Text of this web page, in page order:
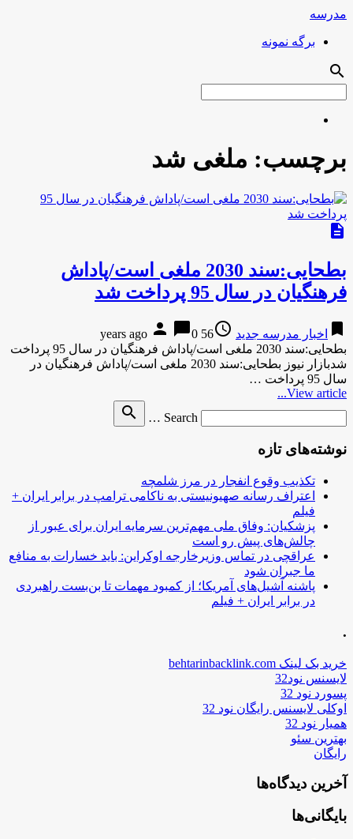
مدرسه
برگه نمونه
search
برچسب: ملغی شد
description
بطحایی:سند 2030 ملغی است/پاداش
فرهنگیان در سال 95 پرداخت شد
bookmark اخبار مدرسه جدید access_time
56 years ago
person chat_bubble0
بطحایی:سند 2030 ملغی است/پاداش فرهنگیان در سال 95 پرداخت
شدبازار نیوز بطحایی:سند 2030 ملغی است/پاداش فرهنگیان در
سال 95 پرداخت …
View article...
Search …
search
نوشته‌های تازه
تکذیب وقوع انفجار در مرز شلمچه
اعتراف رسانه صهیونیستی به ناکامی ترامپ در برابر ایران +
فیلم
پزشکیان: وفاق ملی مهم‌ترین سرمایه ایران برای عبور از
چالش‌های پیش رو است
عراقچی در تماس وزیرخارجه اوکراین: باید خسارات به منافع
ما جبران شود
پاشنه آشیل‌های آمریکا؛ از کمبود مهمات تا بن‌بست راهبردی
در برابر ایران + فیلم
.
خرید بک لینک behtarinbacklink.com
لایسنس نود32
پسورد نود 32
اوکلی لایسنس رایگان نود 32
همیار نود 32
بهترین سئو
رایگان
آخرین دیدگاه‌ها
بایگانی‌ها